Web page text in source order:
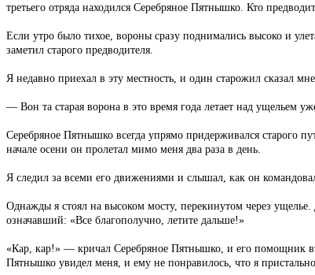
третьего отряда находился Серебряное Пятнышко. Кто
Если утро было тихое, вороны сразу поднимались высоко и
заметил старого предводителя.
Я недавно приехал в эту местность, и один старожил сказал
— Вон та старая ворона в это время года летает над ущельем
Серебряное Пятнышко всегда упрямо придерживался старого
начале осени он пролетал мимо меня два раза в день.
Я следил за всеми его движениями и слышал, как он
Однажды я стоял на высоком мосту, перекинутом через
означавший: «Все благополучно, летите дальше!»
«Кар, кар!» — кричал Серебряное Пятнышко, и его помощник
Пятнышко увидел меня, и ему не понравилось, что я